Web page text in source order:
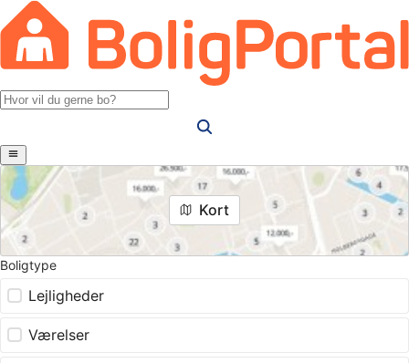
Kort
Boligtype
Lejligheder
Værelser